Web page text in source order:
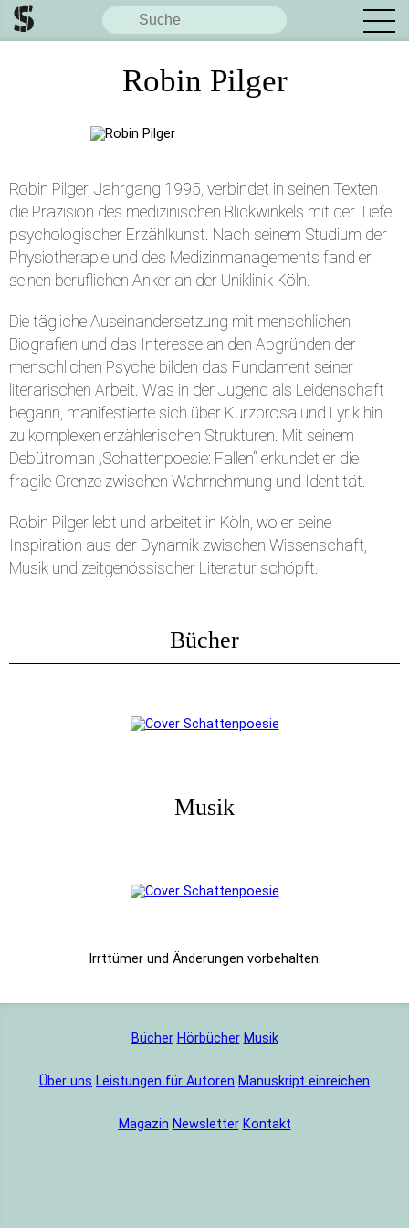
Robin Pilger
Robin Pilger, Jahrgang 1995, verbindet in seinen Texten
die Präzision des medizinischen Blickwinkels mit der Tiefe
psychologischer Erzählkunst. Nach seinem Studium der
Physiotherapie und des Medizinmanagements fand er
seinen beruflichen Anker an der Uniklinik Köln.
Die tägliche Auseinandersetzung mit menschlichen
Biografien und das Interesse an den Abgründen der
menschlichen Psyche bilden das Fundament seiner
literarischen Arbeit. Was in der Jugend als Leidenschaft
begann, manifestierte sich über Kurzprosa und Lyrik hin
zu komplexen erzählerischen Strukturen. Mit seinem
Debütroman „Schattenpoesie: Fallen“ erkundet er die
fragile Grenze zwischen Wahrnehmung und Identität.
Robin Pilger lebt und arbeitet in Köln, wo er seine
Inspiration aus der Dynamik zwischen Wissenschaft,
Musik und zeitgenössischer Literatur schöpft.
Bücher
Musik
Bücher Hörbücher Musik
Über uns Leistungen für Autoren Manuskript einreichen
Magazin Newsletter Kontakt